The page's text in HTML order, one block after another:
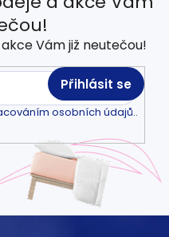
Vám již neutečou!
osobních údajů..
Přihlásit se